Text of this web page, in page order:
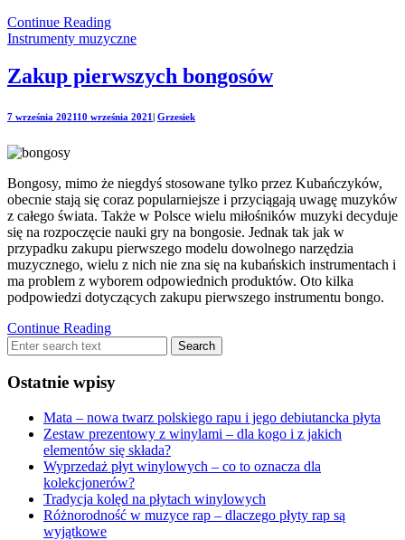
Continue Reading
Instrumenty muzyczne
Zakup pierwszych bongosów
7 września 202110 września 2021 Grzesiek
Bongosy, mimo że niegdyś stosowane tylko przez Kubańczyków,
obecnie stają się coraz popularniejsze i przyciągają uwagę muzyków
z całego świata. Także w Polsce wielu miłośników muzyki decyduje
się na rozpoczęcie nauki gry na bongosie. Jednak tak jak w
przypadku zakupu pierwszego modelu dowolnego narzędzia
muzycznego, wielu z nich nie zna się na kubańskich instrumentach i
ma problem z wyborem odpowiednich produktów. Oto kilka
podpowiedzi dotyczących zakupu pierwszego instrumentu bongo.
Continue Reading
Ostatnie wpisy
Mata – nowa twarz polskiego rapu i jego debiutancka płyta
Zestaw prezentowy z winylami – dla kogo i z jakich
elementów się składa?
Wyprzedaż płyt winylowych – co to oznacza dla
kolekcjonerów?
Tradycja kolęd na płytach winylowych
Różnorodność w muzyce rap – dlaczego płyty rap są
wyjątkowe